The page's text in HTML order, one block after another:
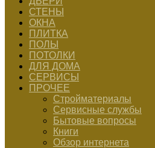
СТЕНЫ
ОКНА
ПЛИТКА
ПОЛЫ
ПОТОЛКИ
ДЛЯ ДОМА
СЕРВИСЫ
ПРОЧЕЕ
Стройматериалы
Сервисные службы
Бытовые вопросы
Книги
Обзор интернета